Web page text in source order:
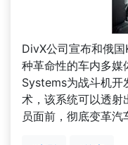
DivX公司宣布和俄
种革命性的车内多
Systems为战斗机
术，该系统可以透射
员面前，彻底变革汽